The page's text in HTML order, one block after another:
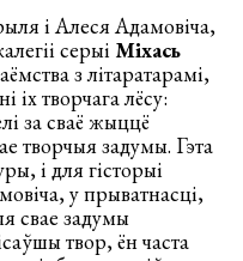
і Алеся Адамовіча,
серыі Міхась
з літаратарамі,
іх творчага лёсу:
за сваё жыццё
творчыя задумы. Гэта
і для гісторыі
у прыватнасці,
свае задумы
твор, ён часта